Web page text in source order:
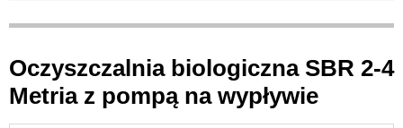
Oczyszczalnia biologiczna SBR 2-4
Metria z pompą na wypływie